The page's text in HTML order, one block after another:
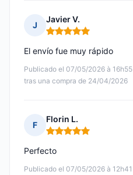
J
Javier V.
Nota: 5 de 5
Publicado el 07/05/2026 à 16h55
tras una compra de 24/04/2026
El envío fue muy rápido
F
Florin L.
Nota: 5 de 5
Publicado el 07/05/2026 à 12h41
Perfecto